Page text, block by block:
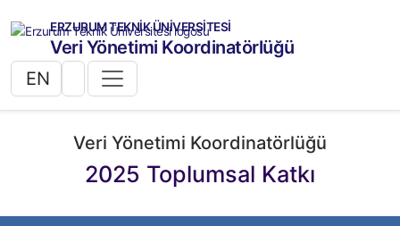
ERZURUM TEKNİK ÜNİVERSİTESİ
Veri Yönetimi Koordinatörlüğü
EN
Veri Yönetimi Koordinatörlüğü
2025 Toplumsal Katkı